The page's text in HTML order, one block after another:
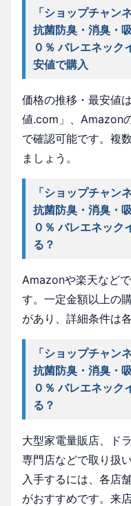
「ショップチャ
抗菌防臭・消臭・
０％ バレエネック
安値で購入
価格の推移・最安値
値.com」、Amazon
で確認可能です。複
ましょう。
「ショップチャ
抗菌防臭・消臭・
０％ バレエネック
る？
Amazonや楽天など
す。一定金額以上の
があり、詳細条件は
「ショップチャ
抗菌防臭・消臭・
０％ バレエネック
る？
大型家電量販店、ド
専門店などで取り扱
入手するには、各店
がおすすめです。来